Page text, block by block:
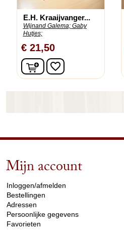
E.H. Kraaijvanger...
Wijnand Galema; Gaby
Hutjes;
€ 21,50
In winkelwagen
favorite_border
Mijn account
Inloggen/afmelden
Bestellingen
Adressen
Persoonlijke gegevens
Favorieten